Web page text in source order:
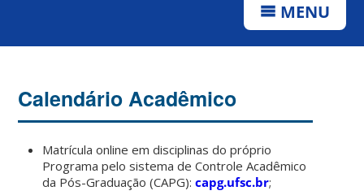
MENU
Calendário Acadêmico
Matrícula online em disciplinas do próprio
Programa pelo sistema de Controle Acadêmico
da Pós-Graduação (CAPG):capg.ufsc.br;